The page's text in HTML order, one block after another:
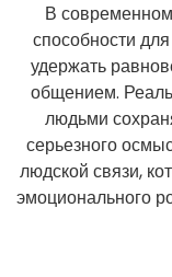
В
способности
удержать
общением.
людьми
серьезного
людской связи,
эмоционального